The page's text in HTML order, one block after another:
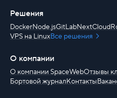
Решения
DockerNode.jsGitLabNextCloud
VPS на LinuxВсе решения
О компании
О компании SpaceWebОтзывы
Бортовой журналКонтакты